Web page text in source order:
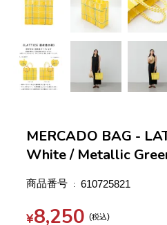
MERCADO BAG -
White / Metallic
商品番号 610725821
¥8,250 税込